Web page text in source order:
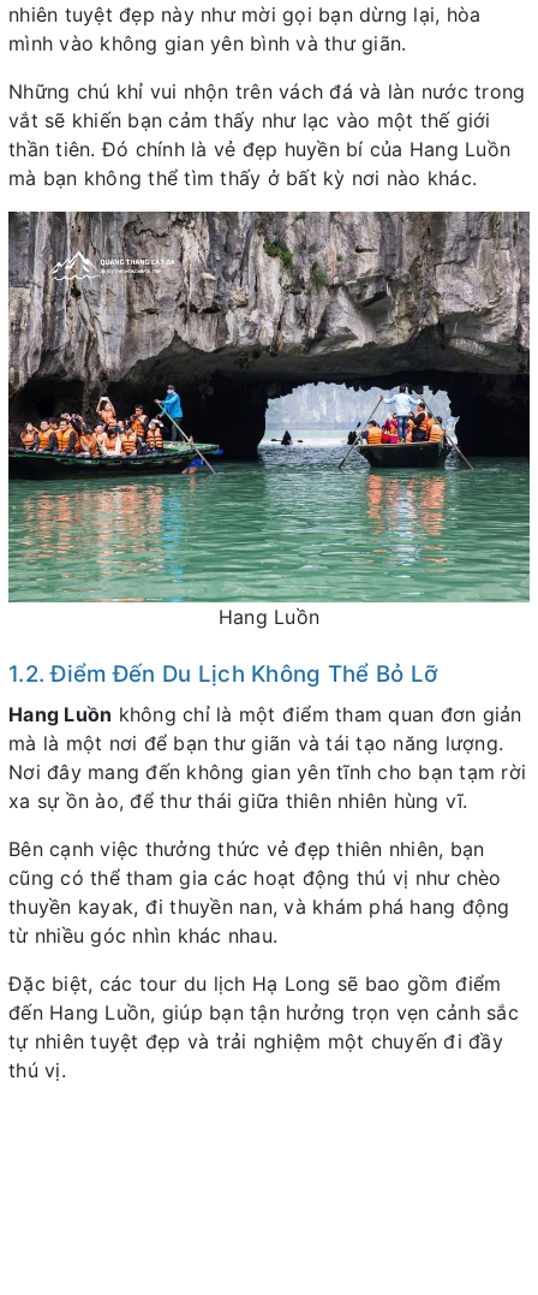
nhiên tuyệt đẹp này như mời gọi bạn dừng lại, hòa
mình vào không gian yên bình và thư giãn.
Những chú khỉ vui nhộn trên vách đá và làn nước trong
vắt sẽ khiến bạn cảm thấy như lạc vào một thế giới
thần tiên. Đó chính là vẻ đẹp huyền bí của Hang Luồn
mà bạn không thể tìm thấy ở bất kỳ nơi nào khác.
Hang Luồn
1.2. Điểm Đến Du Lịch Không Thể Bỏ Lỡ
Hang Luồn không chỉ là một điểm tham quan đơn giản
mà là một nơi để bạn thư giãn và tái tạo năng lượng.
Nơi đây mang đến không gian yên tĩnh cho bạn tạm rời
xa sự ồn ào, để thư thái giữa thiên nhiên hùng vĩ.
Bên cạnh việc thưởng thức vẻ đẹp thiên nhiên, bạn
cũng có thể tham gia các hoạt động thú vị như chèo
thuyền kayak, đi thuyền nan, và khám phá hang động
từ nhiều góc nhìn khác nhau.
Đặc biệt, các tour du lịch Hạ Long sẽ bao gồm điểm
đến Hang Luồn, giúp bạn tận hưởng trọn vẹn cảnh sắc
tự nhiên tuyệt đẹp và trải nghiệm một chuyến đi đầy
thú vị.